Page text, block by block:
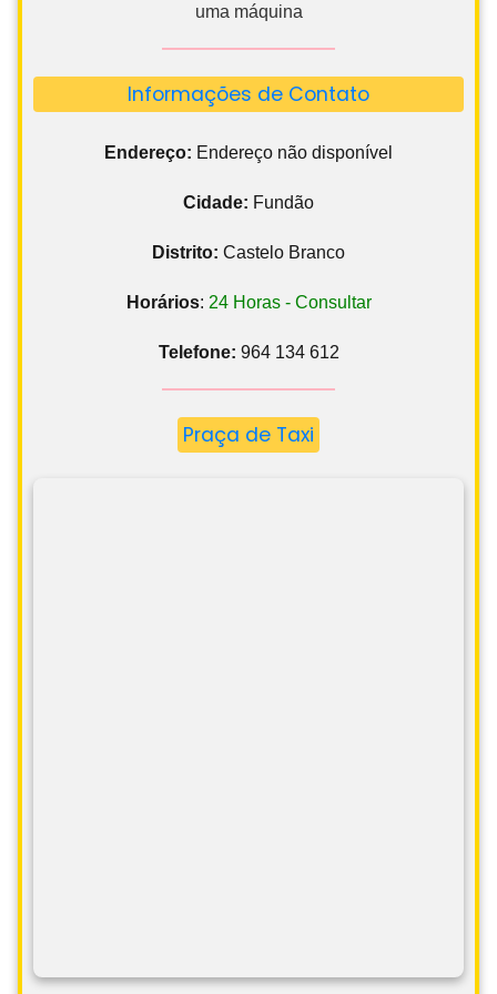
uma máquina
Informações de Contato
Endereço: Endereço não disponível
Cidade: Fundão
Distrito: Castelo Branco
Horários: 24 Horas - Consultar
Telefone: 964 134 612
Praça de Taxi